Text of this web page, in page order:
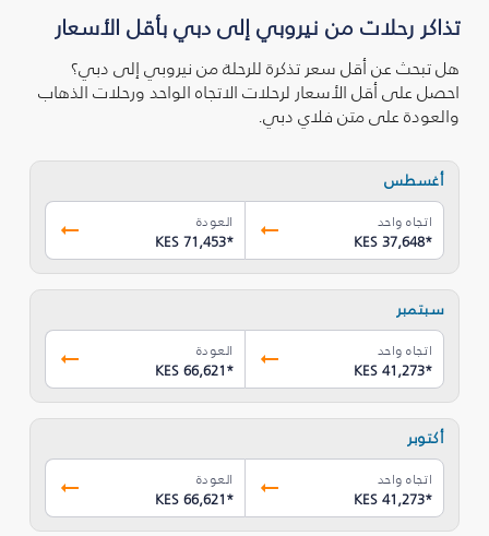
تذاكر رحلات من نيروبي إلى دبي بأقل الأسعار
هل تبحث عن أقل سعر تذكرة للرحلة من نيروبي إلى دبي؟
احصل على أقل الأسعار لرحلات الاتجاه الواحد ورحلات الذهاب
والعودة على متن فلاي دبي.
أغسطس
اتجاه واحد
KES 37,648*
العودة
KES 71,453*
سبتمبر
اتجاه واحد
KES 41,273*
العودة
KES 66,621*
أكتوبر
اتجاه واحد
KES 41,273*
العودة
KES 66,621*